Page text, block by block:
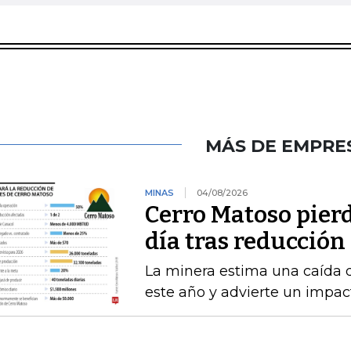
MÁS DE
MINAS 04/08/2026
Cerro Matoso
día tras reducción
La minera estima una caída
este año y advierte un